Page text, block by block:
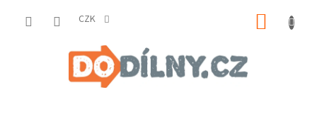
CZK